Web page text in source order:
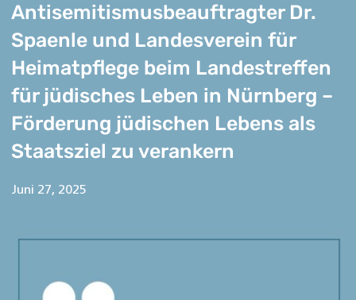
Antisemitismusbeauftragter Dr.
Spaenle und Landesverein für
Heimatpflege beim Landestreffen
für jüdisches Leben in Nürnberg –
Förderung jüdischen Lebens als
Staatsziel zu verankern
Juni 27, 2025